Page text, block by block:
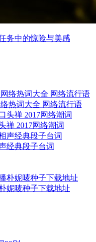
务中的惊险与美感
热词大全 网络流行语
禅 2017网络潮词
经典段子台词
妮唛种子下载地址